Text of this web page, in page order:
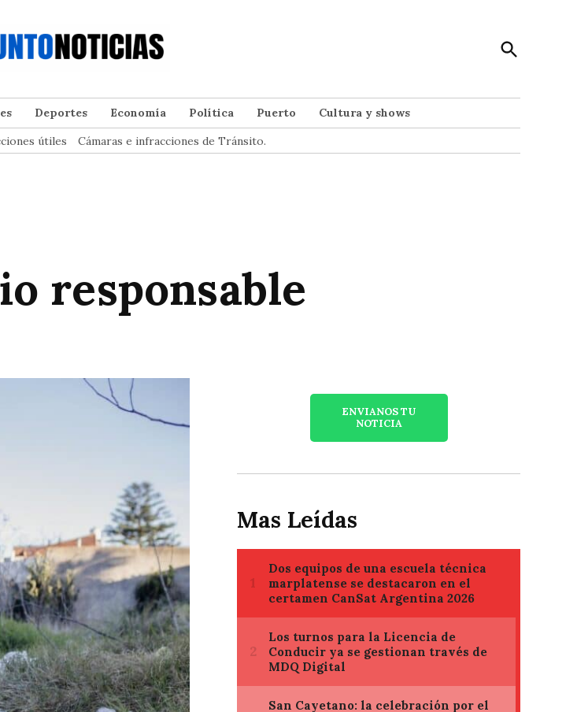
Open
Search
Deportes Economía Política Puerto
Cultura y shows
útiles Cámaras e infracciones de Tránsito.
responsable
ENVIANOS TU
NOTICIA
Mas Leídas